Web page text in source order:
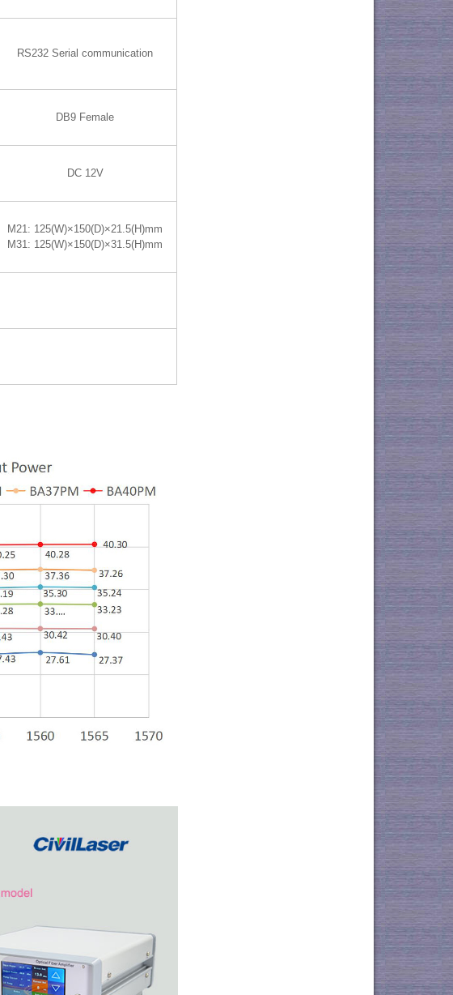
RS232 Serial communication
DB9 Female
DC 12V
M21: 125(W)×150(D)×21.5(H)mm
M31: 125(W)×150(D)×31.5(H)mm